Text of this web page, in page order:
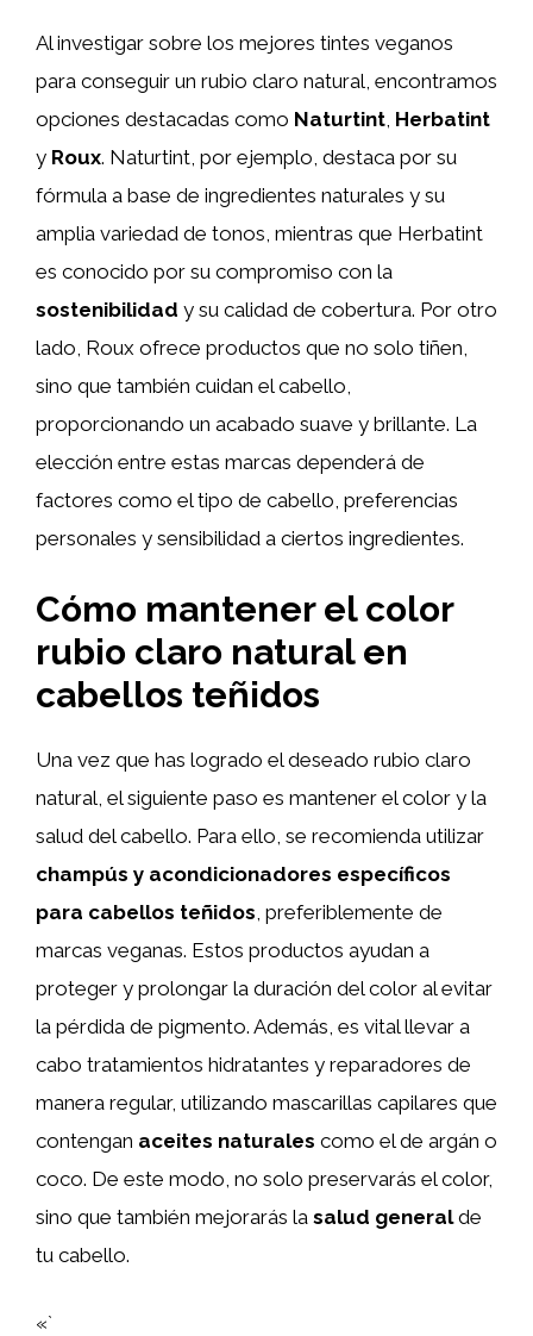
Al investigar sobre los mejores tintes veganos
para conseguir un rubio claro natural, encontramos
opciones destacadas como Naturtint, Herbatint
y Roux. Naturtint, por ejemplo, destaca por su
fórmula a base de ingredientes naturales y su
amplia variedad de tonos, mientras que Herbatint
es conocido por su compromiso con la
sostenibilidad y su calidad de cobertura. Por otro
lado, Roux ofrece productos que no solo tiñen,
sino que también cuidan el cabello,
proporcionando un acabado suave y brillante. La
elección entre estas marcas dependerá de
factores como el tipo de cabello, preferencias
personales y sensibilidad a ciertos ingredientes.
Cómo mantener el color
rubio claro natural en
cabellos teñidos
Una vez que has logrado el deseado rubio claro
natural, el siguiente paso es mantener el color y la
salud del cabello. Para ello, se recomienda utilizar
champús y acondicionadores específicos
para cabellos teñidos , preferiblemente de
marcas veganas. Estos productos ayudan a
proteger y prolongar la duración del color al evitar
la pérdida de pigmento. Además, es vital llevar a
cabo tratamientos hidratantes y reparadores de
manera regular, utilizando mascarillas capilares que
contengan aceites naturales como el de argán o
coco. De este modo, no solo preservarás el color,
sino que también mejorarás la salud generalde
tu cabello.
«`